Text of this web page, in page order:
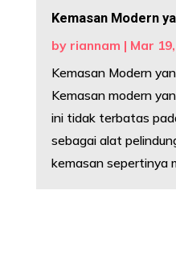
Kemasan Modern
by riannam | Mar
Kemasan Modern
Kemasan modern
ini tidak terbatas
sebagai alat
kemasan sepertinya